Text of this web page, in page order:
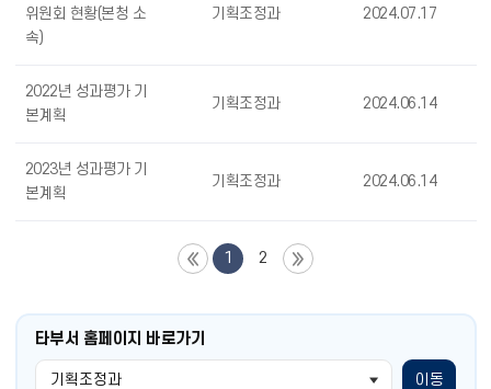
위원회 현황(본청 소
속)
기획조정과 2024.07.17
2022년 성과평가 기
본계획
기획조정과 2024.06.14
2023년 성과평가 기
본계획
기획조정과 2024.06.14
1 2
타부서 홈페이지 바로가기
이동